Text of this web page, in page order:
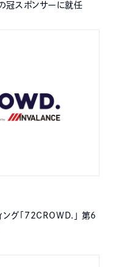
冠スポンサーに就任
ング「72CROWD.」 第6